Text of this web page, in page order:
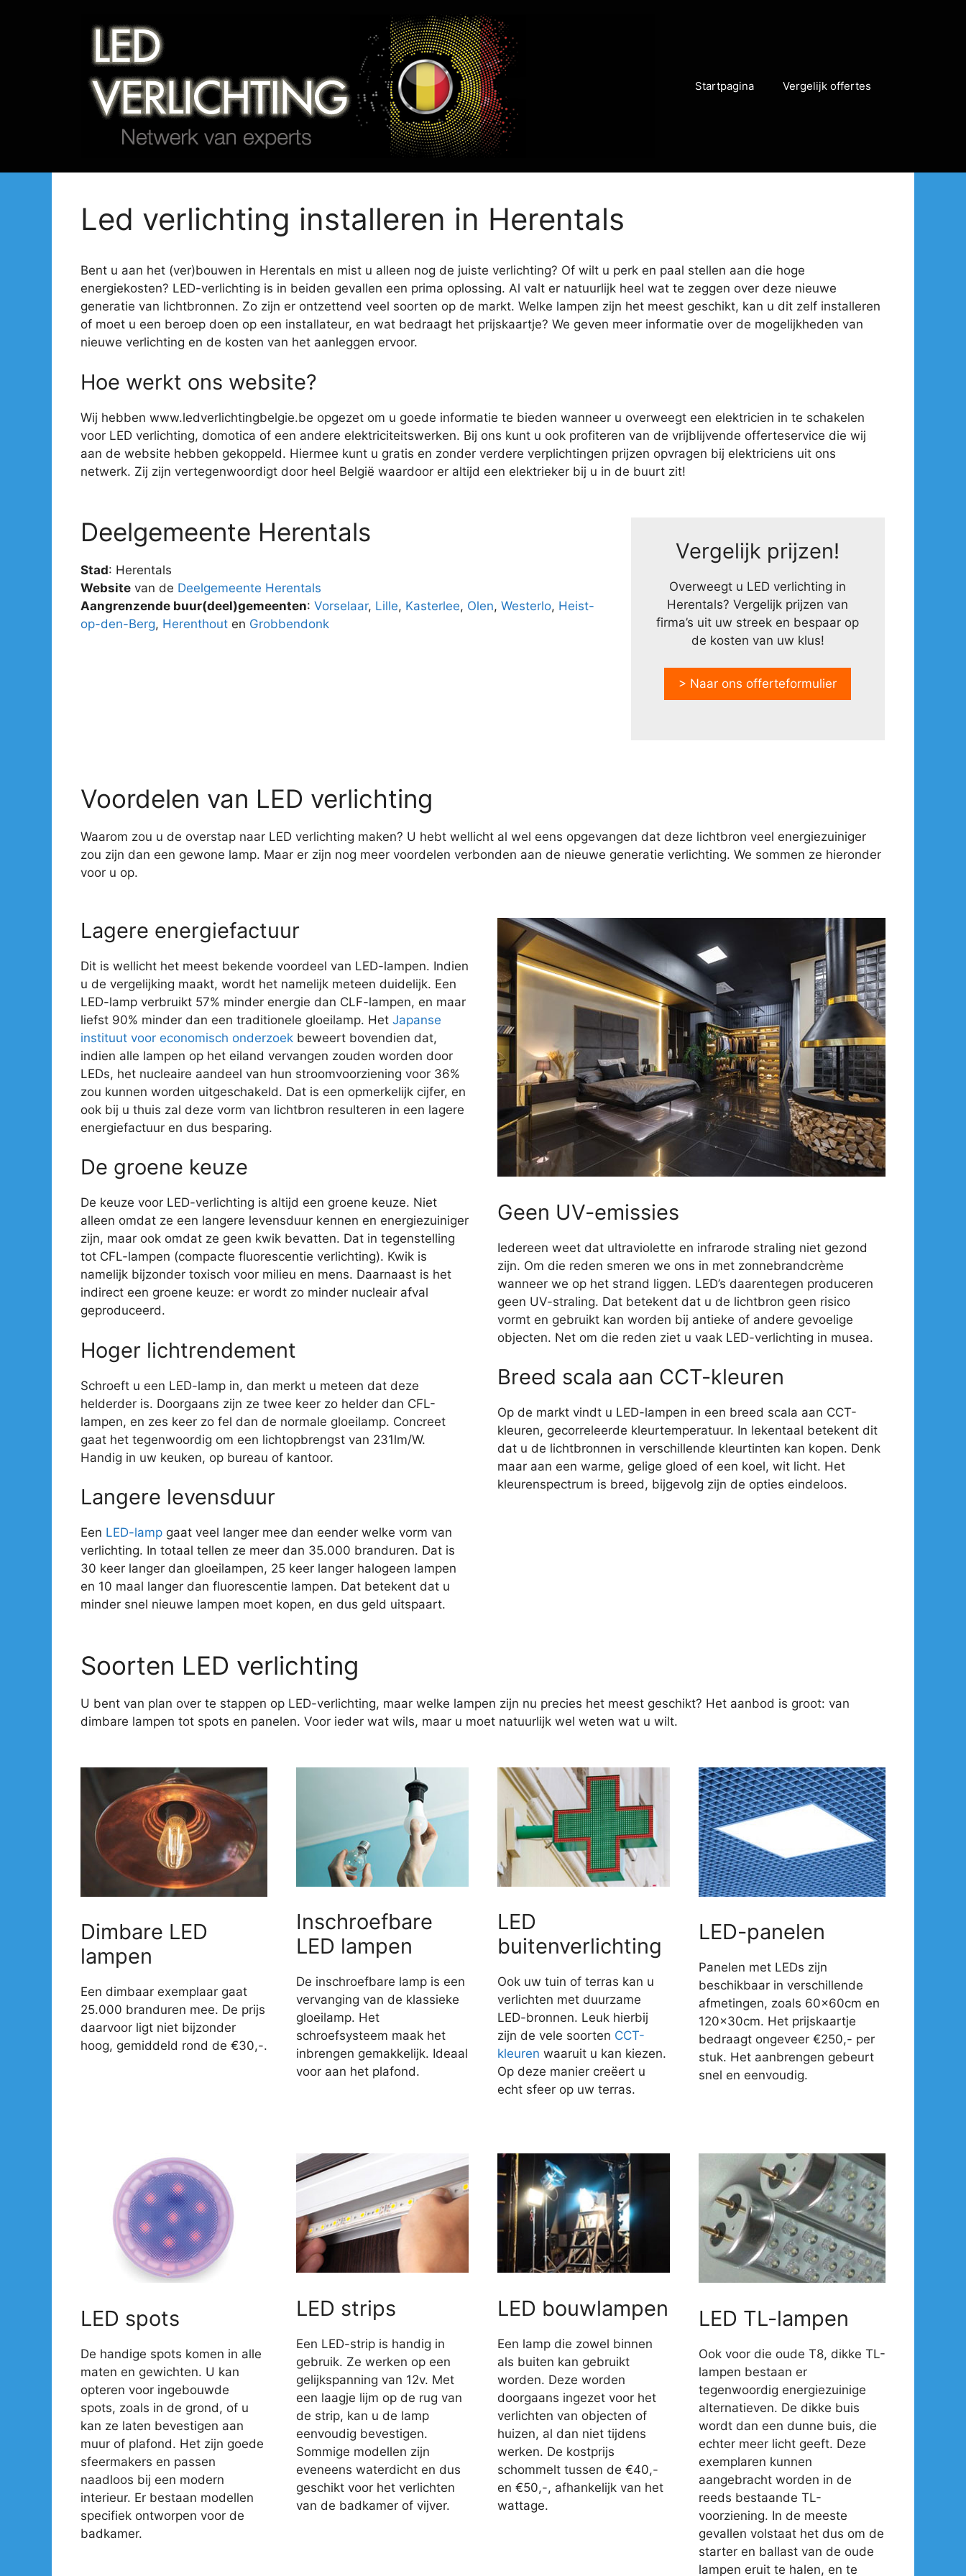
Startpagina Vergelijk offertes
Led verlichting installeren in Herentals
Bent u aan het (ver)bouwen in Herentals en mist u alleen nog de juiste verlichting? Of wilt u perk en paal stellen aan die hoge
energiekosten? LED-verlichting is in beiden gevallen een prima oplossing. Al valt er natuurlijk heel wat te zeggen over deze nieuwe
generatie van lichtbronnen. Zo zijn er ontzettend veel soorten op de markt. Welke lampen zijn het meest geschikt, kan u dit zelf installeren
of moet u een beroep doen op een installateur, en wat bedraagt het prijskaartje? We geven meer informatie over de mogelijkheden van
nieuwe verlichting en de kosten van het aanleggen ervoor.
Hoe werkt ons website?
Wij hebben www.ledverlichtingbelgie.be opgezet om u goede informatie te bieden wanneer u overweegt een elektricien in te schakelen
voor LED verlichting, domotica of een andere elektriciteitswerken. Bij ons kunt u ook profiteren van de vrijblijvende offerteservice die wij
aan de website hebben gekoppeld. Hiermee kunt u gratis en zonder verdere verplichtingen prijzen opvragen bij elektriciens uit ons
netwerk. Zij zijn vertegenwoordigt door heel België waardoor er altijd een elektrieker bij u in de buurt zit!
Deelgemeente Herentals
Stad: Herentals
Website van de Deelgemeente Herentals
Aangrenzende buur(deel)gemeenten: Vorselaar, Lille, Kasterlee, Olen, Westerlo, Heist-
op-den-Berg, Herenthout en Grobbendonk
Vergelijk prijzen!
Overweegt u LED verlichting in
Herentals? Vergelijk prijzen van
firma’s uit uw streek en bespaar op
de kosten van uw klus!
> Naar ons offerteformulier
Voordelen van LED verlichting
Waarom zou u de overstap naar LED verlichting maken? U hebt wellicht al wel eens opgevangen dat deze lichtbron veel energiezuiniger
zou zijn dan een gewone lamp. Maar er zijn nog meer voordelen verbonden aan de nieuwe generatie verlichting. We sommen ze hieronder
voor u op.
Lagere energiefactuur
Dit is wellicht het meest bekende voordeel van LED-lampen. Indien
u de vergelijking maakt, wordt het namelijk meteen duidelijk. Een
LED-lamp verbruikt 57% minder energie dan CLF-lampen, en maar
liefst 90% minder dan een traditionele gloeilamp. Het Japanse
instituut voor economisch onderzoek beweert bovendien dat,
indien alle lampen op het eiland vervangen zouden worden door
LEDs, het nucleaire aandeel van hun stroomvoorziening voor 36%
zou kunnen worden uitgeschakeld. Dat is een opmerkelijk cijfer, en
ook bij u thuis zal deze vorm van lichtbron resulteren in een lagere
energiefactuur en dus besparing.
De groene keuze
De keuze voor LED-verlichting is altijd een groene keuze. Niet
alleen omdat ze een langere levensduur kennen en energiezuiniger
zijn, maar ook omdat ze geen kwik bevatten. Dat in tegenstelling
tot CFL-lampen (compacte fluorescentie verlichting). Kwik is
namelijk bijzonder toxisch voor milieu en mens. Daarnaast is het
indirect een groene keuze: er wordt zo minder nucleair afval
geproduceerd.
Hoger lichtrendement
Schroeft u een LED-lamp in, dan merkt u meteen dat deze
helderder is. Doorgaans zijn ze twee keer zo helder dan CFL-
lampen, en zes keer zo fel dan de normale gloeilamp. Concreet
gaat het tegenwoordig om een lichtopbrengst van 231lm/W.
Handig in uw keuken, op bureau of kantoor.
Langere levensduur
Een LED-lamp gaat veel langer mee dan eender welke vorm van
verlichting. In totaal tellen ze meer dan 35.000 branduren. Dat is
30 keer langer dan gloeilampen, 25 keer langer halogeen lampen
en 10 maal langer dan fluorescentie lampen. Dat betekent dat u
minder snel nieuwe lampen moet kopen, en dus geld uitspaart.
Geen UV-emissies
Iedereen weet dat ultraviolette en infrarode straling niet gezond
zijn. Om die reden smeren we ons in met zonnebrandcrème
wanneer we op het strand liggen. LED’s daarentegen produceren
geen UV-straling. Dat betekent dat u de lichtbron geen risico
vormt en gebruikt kan worden bij antieke of andere gevoelige
objecten. Net om die reden ziet u vaak LED-verlichting in musea.
Breed scala aan CCT-kleuren
Op de markt vindt u LED-lampen in een breed scala aan CCT-
kleuren, gecorreleerde kleurtemperatuur. In lekentaal betekent dit
dat u de lichtbronnen in verschillende kleurtinten kan kopen. Denk
maar aan een warme, gelige gloed of een koel, wit licht. Het
kleurenspectrum is breed, bijgevolg zijn de opties eindeloos.
Soorten LED verlichting
U bent van plan over te stappen op LED-verlichting, maar welke lampen zijn nu precies het meest geschikt? Het aanbod is groot: van
dimbare lampen tot spots en panelen. Voor ieder wat wils, maar u moet natuurlijk wel weten wat u wilt.
Dimbare LED
lampen
Een dimbaar exemplaar gaat
25.000 branduren mee. De prijs
daarvoor ligt niet bijzonder
hoog, gemiddeld rond de €30,-.
Inschroefbare
LED lampen
De inschroefbare lamp is een
vervanging van de klassieke
gloeilamp. Het
schroefsysteem maak het
inbrengen gemakkelijk. Ideaal
voor aan het plafond.
LED
buitenverlichting
Ook uw tuin of terras kan u
verlichten met duurzame
LED-bronnen. Leuk hierbij
zijn de vele soorten CCT-
kleuren waaruit u kan kiezen.
Op deze manier creëert u
echt sfeer op uw terras.
LED-panelen
Panelen met LEDs zijn
beschikbaar in verschillende
afmetingen, zoals 60x60cm en
120x30cm. Het prijskaartje
bedraagt ongeveer €250,- per
stuk. Het aanbrengen gebeurt
snel en eenvoudig.
LED spots
De handige spots komen in alle
maten en gewichten. U kan
opteren voor ingebouwde
spots, zoals in de grond, of u
kan ze laten bevestigen aan
muur of plafond. Het zijn goede
sfeermakers en passen
naadloos bij een modern
interieur. Er bestaan modellen
specifiek ontworpen voor de
badkamer.
LED strips
Een LED-strip is handig in
gebruik. Ze werken op een
gelijkspanning van 12v. Met
een laagje lijm op de rug van
de strip, kan u de lamp
eenvoudig bevestigen.
Sommige modellen zijn
eveneens waterdicht en dus
geschikt voor het verlichten
van de badkamer of vijver.
LED bouwlampen
Een lamp die zowel binnen
als buiten kan gebruikt
worden. Deze worden
doorgaans ingezet voor het
verlichten van objecten of
huizen, al dan niet tijdens
werken. De kostprijs
schommelt tussen de €40,-
en €50,-, afhankelijk van het
wattage.
LED TL-lampen
Ook voor die oude T8, dikke TL-
lampen bestaan er
tegenwoordig energiezuinige
alternatieven. De dikke buis
wordt dan een dunne buis, die
echter meer licht geeft. Deze
exemplaren kunnen
aangebracht worden in de
reeds bestaande TL-
voorziening. In de meeste
gevallen volstaat het dus om de
starter en ballast van de oude
lampen eruit te halen, en te